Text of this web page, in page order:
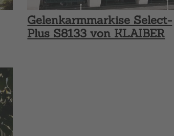
Gelenkarmmarkise Select-
Plus S8133 von KLAIBER